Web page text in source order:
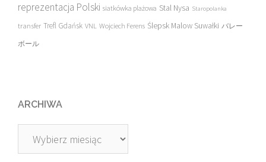
reprezentacja Polski siatkówka plażowa Stal Nysa Staropolanka
transfer Trefl Gdańsk VNL Wojciech Ferens Ślepsk Malow Suwałki バレー
ボール
ARCHIWA
Archiwa